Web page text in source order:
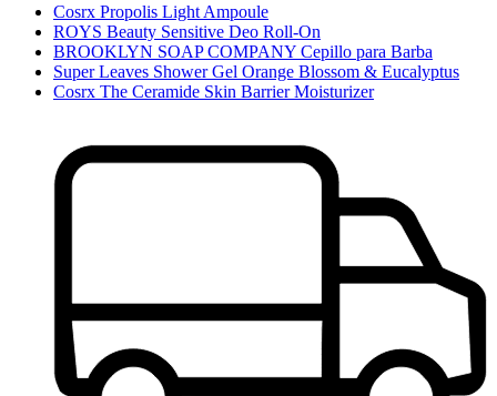
Cosrx Propolis Light Ampoule
ROYS Beauty Sensitive Deo Roll-On
BROOKLYN SOAP COMPANY Cepillo para Barba
Super Leaves Shower Gel Orange Blossom & Eucalyptus
Cosrx The Ceramide Skin Barrier Moisturizer